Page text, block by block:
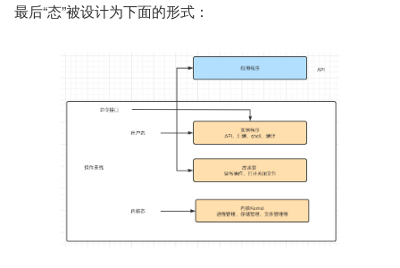
最后“态”被设计为下面的形式：